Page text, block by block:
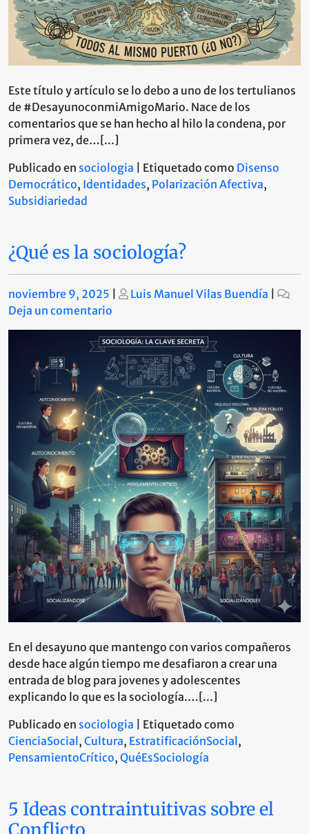
Este título y artículo se lo debo a uno de los tertulianos
de #DesayunoconmiAmigoMario. Nace de los
comentarios que se han hecho al hilo la condena, por
primera vez, de…[...]
Publicado en sociologia Etiquetado como Disenso
Democrático, Identidades, Polarización Afectiva,
Subsidiariedad
¿Qué es la sociología?
Publicado
noviembre 9, 2025 Publicado
Luis Manuel Vilas Buendía
Deja un comentario
¿Qué
es
la
sociología?
En el desayuno que mantengo con varios compañeros
desde hace algún tiempo me desafiaron a crear una
entrada de blog para jovenes y adolescentes
explicando lo que es la sociología.…[...]
Publicado en sociologia
Etiquetado como
CienciaSocial , Cultura, EstratificaciónSocial ,
PensamientoCrítico, QuéEsSociología
5 Ideas contraintuitivas sobre el